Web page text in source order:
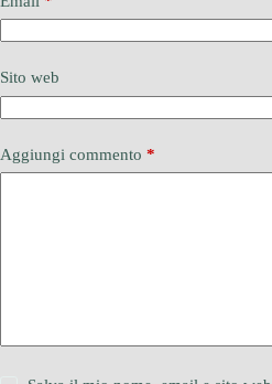
Sito web
Aggiungi commento *